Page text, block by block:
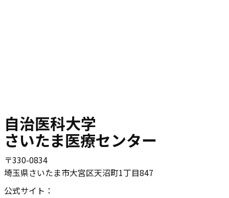
自治医科大学
さいたま医療センター
〒​330-0834
埼玉県さいたま市大宮区天沼町1丁目847
公式サイト：